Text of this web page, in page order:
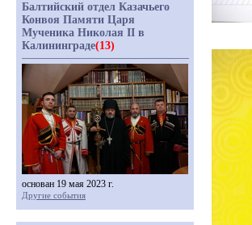
Балтийский отдел Казачьего
Конвоя Памяти Царя
Мученика Николая II в
Калининграде(13)
основан 19 мая 2023 г.
Другие события